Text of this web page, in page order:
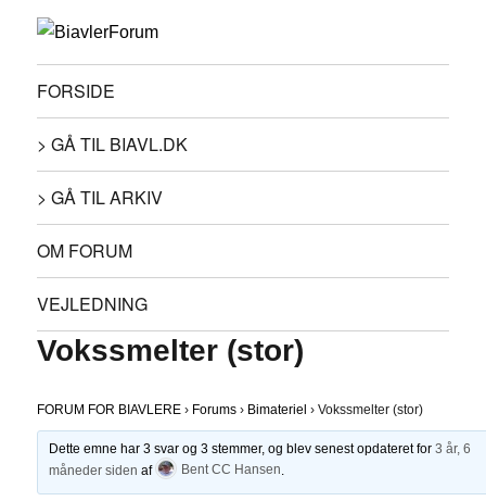
FORSIDE
> GÅ TIL BIAVL.DK
> GÅ TIL ARKIV
OM FORUM
VEJLEDNING
Vokssmelter (stor)
FORUM FOR BIAVLERE › Forums › Bimateriel › Vokssmelter (stor)
Dette emne har 3 svar og 3 stemmer, og blev senest opdateret for 3 år, 6
måneder siden af Bent CC Hansen